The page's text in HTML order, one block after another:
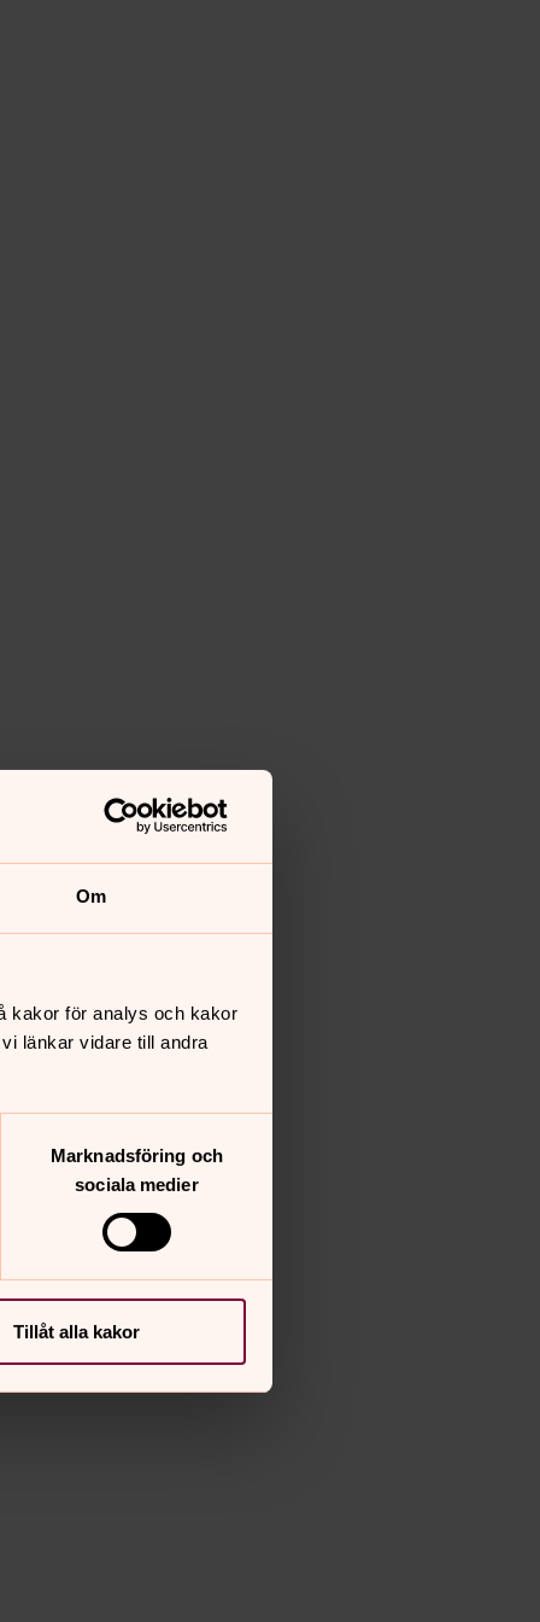
Om
kakor för analys och kakor
länkar vidare till andra
Marknadsföring och
sociala medier
Tillåt alla kakor